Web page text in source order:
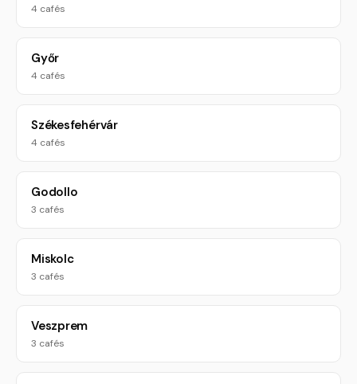
4 cafés
Győr
4 cafés
Székesfehérvár
4 cafés
Godollo
3 cafés
Miskolc
3 cafés
Veszprem
3 cafés